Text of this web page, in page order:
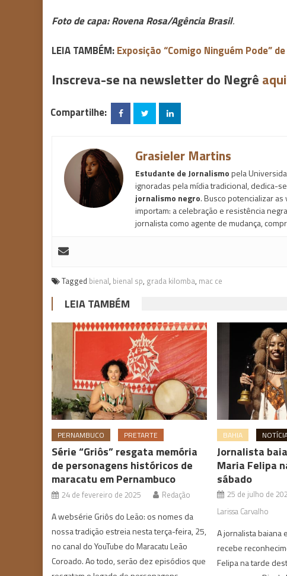
Foto de capa: Rovena Rosa/Agência Brasil.
LEIA TAMBÉM:Exposição “Comigo Ninguém Pode”
Inscreva-se na newsletter do Negrê
Compartilhe:
Grasieler Martins
Estudante de Jornalismopela
ignoradas pela mídia tradicional, dedica-
jornalismo negro. Busco potencializar
importam: a celebração e resistência
jornalista como agente de mudança,
Tagged bienal, bienal sp, grada kilomba, mac ce
LEIA TAMBÉM
PERNAMBUCO PRETARTE
Série “Griôs” resgata memória
de personagens históricos de
maracatu em Pernambuco
24 de fevereiro de 2025 Redação
A websérie Griôs do Leão: os nomes da
nossa tradição estreia nesta terça-feira, 25,
no canal do YouTube do Maracatu Leão
Coroado. Ao todo, serão dez episódios que
BAHIA
Jornalista
Maria Felipa
sábado
25 de julho de
Larissa Carvalho
A jornalista baiana
recebe
Felipa na tarde